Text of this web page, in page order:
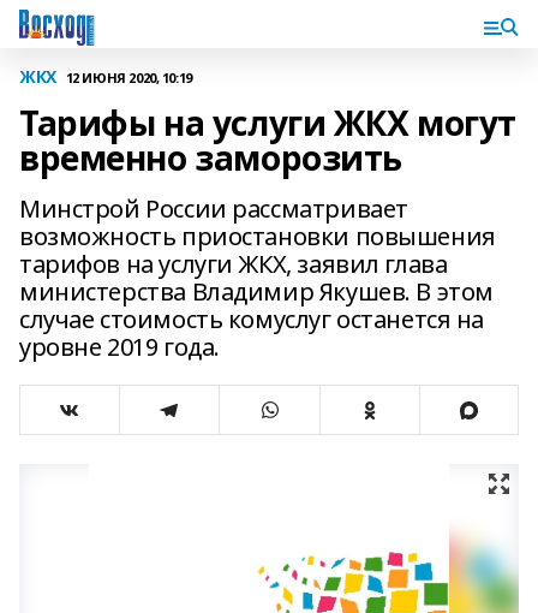
ЖКХ 12 ИЮНЯ 2020, 10:19
Тарифы на услуги ЖКХ могут
временно заморозить
Минстрой России рассматривает
возможность приостановки повышения
тарифов на услуги ЖКХ, заявил глава
министерства Владимир Якушев. В этом
случае стоимость комуслуг останется на
уровне 2019 года.